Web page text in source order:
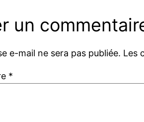
un
e-mail ne sera pas publiée. Les
*